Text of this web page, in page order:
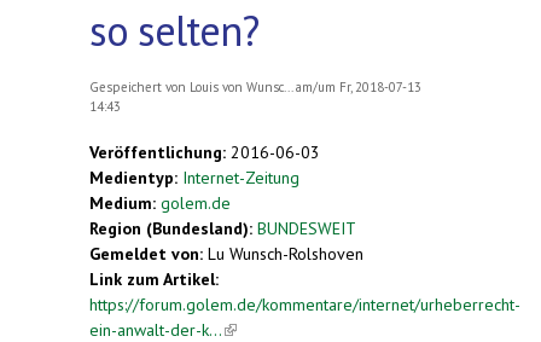
so selten?
Gespeichert von Louis von Wunsc...
am/um Fr, 2018-07-13
14:43
Veröffentlichung: 2016-06-03
Medientyp: Internet-Zeitung
Medium: golem.de
Region (Bundesland): BUNDESWEIT
Gemeldet von: Lu Wunsch-Rolshoven
Link zum Artikel:
https://forum.golem.de/kommentare/internet/urheberrecht-
ein-anwalt-der-k...(link is external)